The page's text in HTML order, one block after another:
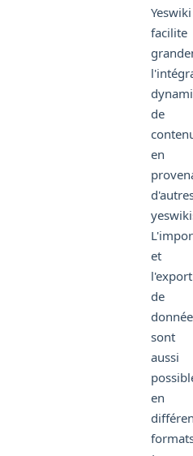
Yeswiki
facilite
de
en
et
l'export
de
sont
aussi
en